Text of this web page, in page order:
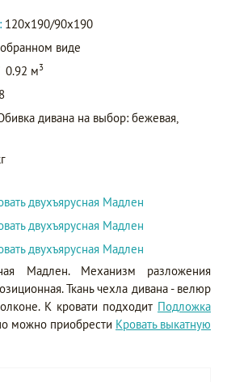
120х190/90х190
виде
0.92 м3
8
дивана на выбор: бежевая,
двухъярусная Мадлен
двухъярусная Мадлен
двухъярусная Мадлен
Мадлен. Механизм разложения
Ткань чехла дивана - велюр
К кровати подходит Подложка
можно приобрести Кровать выкатную